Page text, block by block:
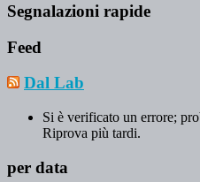
Segnalazioni rapide
Feed
Dal Lab
Si è verificato un errore;
Riprova più tardi.
per data